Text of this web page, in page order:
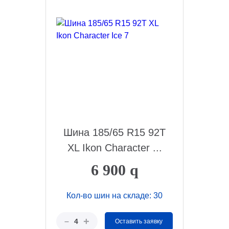
Шина 185/65 R15 92T
XL Ikon Character ...
6 900 q
Кол-во шин на складе: 30
– 4 + Оставить заявку